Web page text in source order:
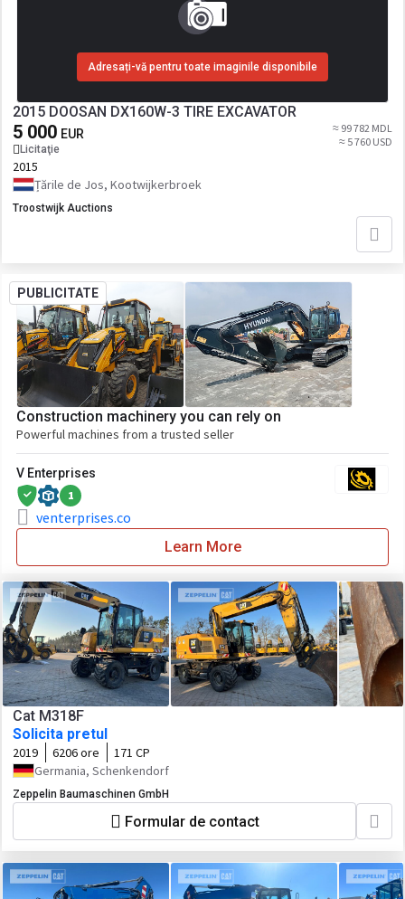
Adresați-vă pentru toate imaginile disponibile
2015 DOOSAN DX160W-3 TIRE EXCAVATOR
5 000 EUR
Licitaţie
≈ 99 782 MDL
≈ 5 760 USD
2015
Țările de Jos, Kootwijkerbroek
Troostwijk Auctions
PUBLICITATE
Construction machinery you can rely on
Powerful machines from a trusted seller
V Enterprises
1
venterprises.co
Learn More
Cat M318F
Solicita pretul
2019 6206 ore
171 CP
Germania, Schenkendorf
Zeppelin Baumaschinen GmbH
Formular de contact